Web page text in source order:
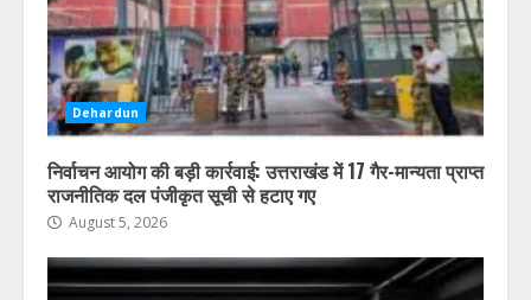
Dehardun
निर्वाचन आयोग की बड़ी कार्रवाई: उत्तराखंड में 17 गैर-मान्यता प्राप्त
राजनीतिक दल पंजीकृत सूची से हटाए गए
August 5, 2026